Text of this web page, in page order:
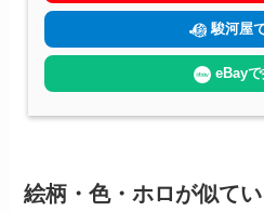
駿河屋
eBay
絵柄・色・ホロが似て